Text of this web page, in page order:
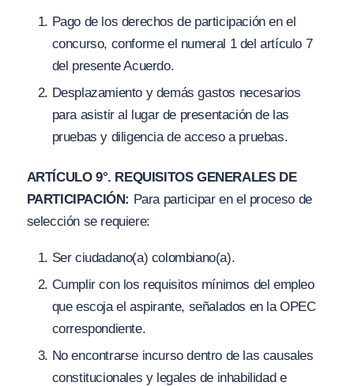
Pago de los derechos de participación en el
concurso, conforme el numeral 1 del artículo 7
del presente Acuerdo.
Desplazamiento y demás gastos necesarios
para asistir al lugar de presentación de las
pruebas y diligencia de acceso a pruebas.
ARTÍCULO 9°. REQUISITOS GENERALES DE
PARTICIPACIÓN: Para participar en el proceso de
selección se requiere:
Ser ciudadano(a) colombiano(a).
Cumplir con los requisitos mínimos del empleo
que escoja el aspirante, señalados en la OPEC
correspondiente.
No encontrarse incurso dentro de las causales
constitucionales y legales de inhabilidad e